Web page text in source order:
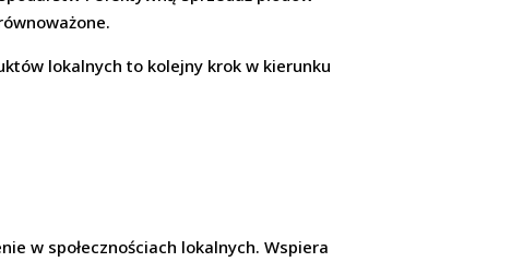
lokalnych to kolejny krok w kierunku
w społecznościach lokalnych. Wspiera